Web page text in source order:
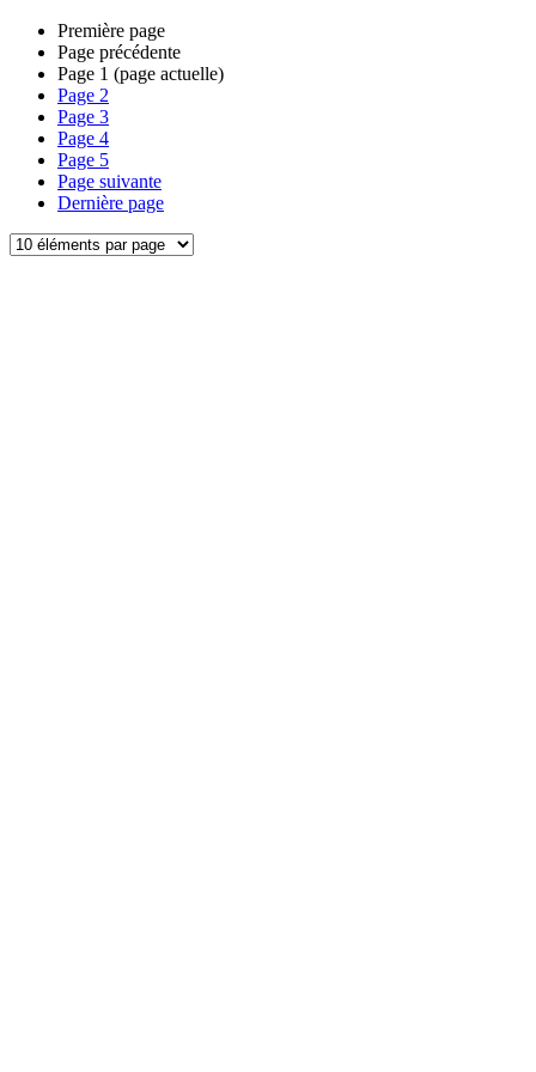
Première page
Page précédente
Page 1 (page actuelle)
Page 2
Page 3
Page 4
Page 5
Page suivante
Dernière page